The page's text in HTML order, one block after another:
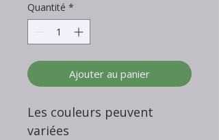
Quantité *
Ajouter au panier
Les couleurs peuvent
variées